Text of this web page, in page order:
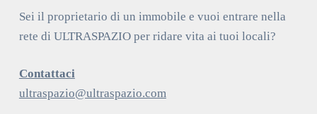
Sei il proprietario di un immobile e vuoi entrare nella
rete di ULTRASPAZIO per ridare vita ai tuoi locali?
Contattaci
ultraspazio@ultraspazio.com